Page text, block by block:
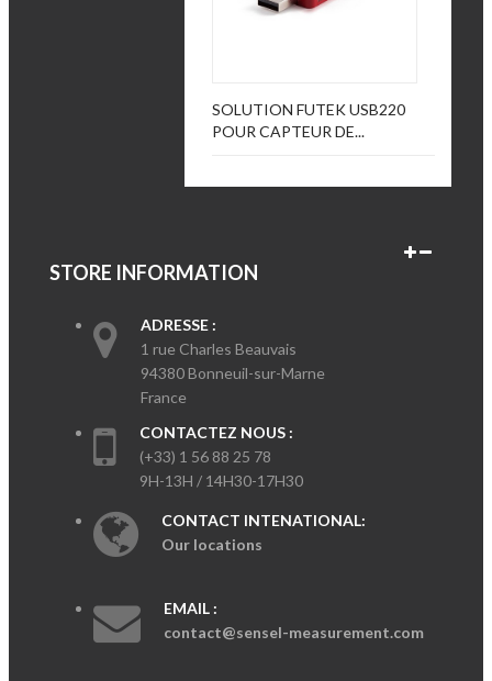
SOLUTION FUTEK USB220
POUR CAPTEUR DE...
STORE INFORMATION
ADRESSE :
1 rue Charles Beauvais
94380 Bonneuil-sur-Marne
France
CONTACTEZ NOUS :
(+33) 1 56 88 25 78
9H-13H / 14H30-17H30
CONTACT INTENATIONAL:
Our locations
EMAIL :
contact@sensel-measurement.com